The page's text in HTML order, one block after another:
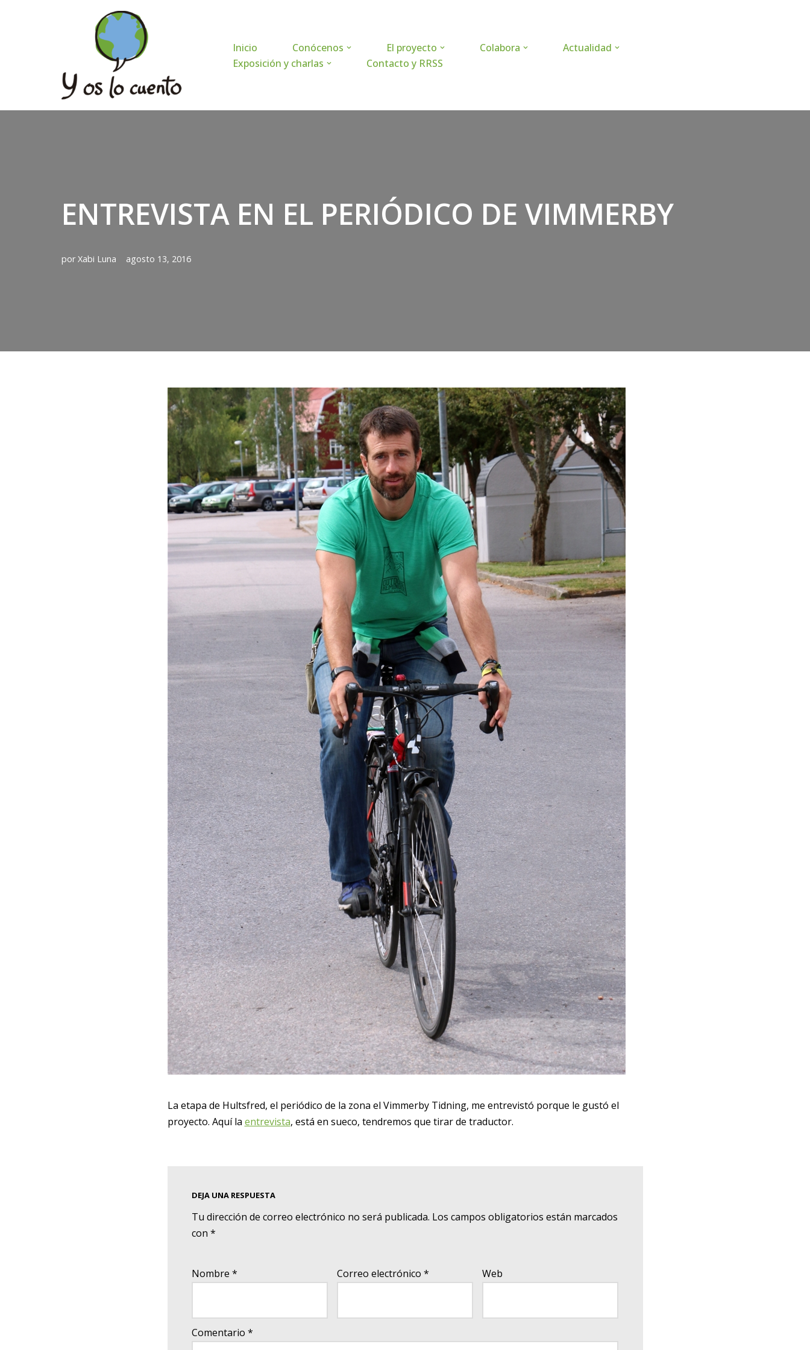
Inicio Conócenos El proyecto Colabora
Actualidad
Exposición y charlas
Contacto y RRSS
ENTREVISTA EN EL PERIÓDICO DE VIMMERBY
porXabi Luna agosto 13, 2016
La etapa de Hultsfred, el periódico de la zona el Vimmerby Tidning, me entrevistó porque le gustó el
proyecto. Aquí la entrevista, está en sueco, tendremos que tirar de traductor.
DEJA UNA RESPUESTA
Tu dirección de correo electrónico no será publicada. Los campos obligatorios están marcados
con *
Nombre * Correo electrónico * Web
Comentario *